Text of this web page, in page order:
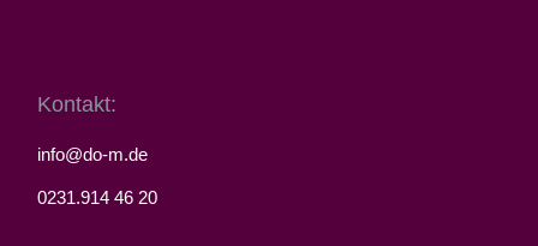
Kontakt:
info@do-m.de
0231.914 46 20